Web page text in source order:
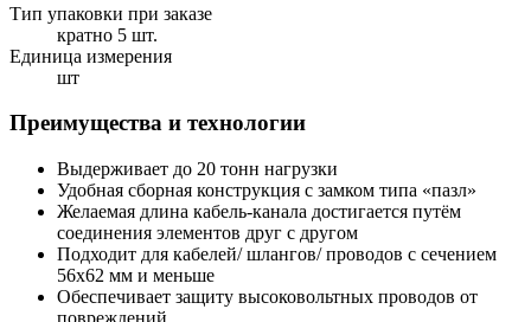
Тип упаковки при заказе
кратно 5 шт.
Единица измерения
шт
Преимущества и технологии
Выдерживает до 20 тонн нагрузки
Удобная сборная конструкция с замком типа «пазл»
Желаемая длина кабель-канала достигается путём
соединения элементов друг с другом
Подходит для кабелей/ шлангов/ проводов с сечением
56х62 мм и меньше
Обеспечивает защиту высоковольтных проводов от